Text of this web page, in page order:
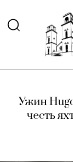
Ужин
честь